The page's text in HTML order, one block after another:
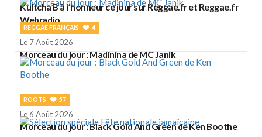
Kultcha B à l'honneur ce jour sur Reggae.fr et Reggae.fr
Webradio
REGGAE FRANÇAIS 4
Le 7 Août 2026
Morceau du jour : Madinina de MC Janik
ROOTS 57
Le 6 Août 2026
Morceau du jour : Black Gold And Green de Ken Boothe